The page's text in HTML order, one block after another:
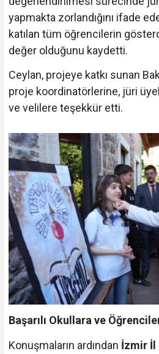
yapmakta zorlandığını ifade
katılan tüm öğrencilerin
değer olduğunu kaydetti.
Ceylan, projeye katkı sunan
proje koordinatörlerine, jüri
ve velilere teşekkür etti.
Başarılı Okullara ve
Konuşmaların ardından İzmir İl